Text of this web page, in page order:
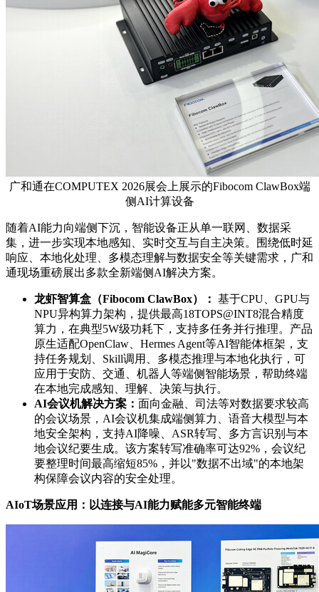
广和通在COMPUTEX 2026展会上展示的Fibocom ClawBox端
侧AI计算设备
随着AI能力向端侧下沉，智能设备正从单一联网、数据采
集，进一步实现本地感知、实时交互与自主决策。围绕低时延
响应、本地化处理、多模态理解与数据安全等关键需求，广和
通现场重磅展出多款全新端侧AI解决方案。
龙虾智算盒（Fibocom ClawBox）： 基于CPU、GPU与
NPU异构算力架构，提供最高18TOPS@INT8混合精度
算力，在典型5W级功耗下，支持多任务并行推理。产品
原生适配OpenClaw、Hermes Agent等AI智能体框架，支
持任务规划、Skill调用、多模态推理与本地化执行，可
应用于安防、交通、机器人等端侧智能场景，帮助终端
在本地完成感知、理解、决策与执行。
AI会议机解决方案： 面向金融、司法等对数据要求较高
的会议场景，AI会议机集成端侧算力、语音大模型与本
地安全架构，支持AI降噪、ASR转写、多方言识别与本
地会议纪要生成。该方案转写准确率可达92%，会议纪
要整理时间最高缩短85%，并以"数据不出域"的本地架
构保障会议内容的安全处理。
AIoT场景应用：以连接与AI能力赋能多元智能终端